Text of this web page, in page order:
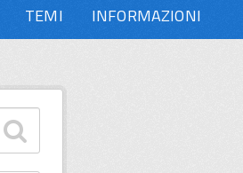
TEMI INFORMAZIONI